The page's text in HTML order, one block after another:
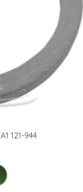
121-944